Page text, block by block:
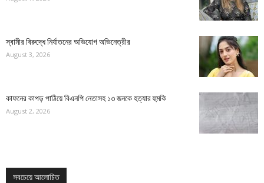
স্বামীর বিরুদ্ধে নির্যাতনের অভিযোগ অভিনেত্রীর
August 3, 2026
কাফনের কাপড় পাঠিয়ে বিএনপি নেতাসহ ১৩ জনকে হত্যার হুমকি
August 2, 2026
সবচেয়ে আলোচিত